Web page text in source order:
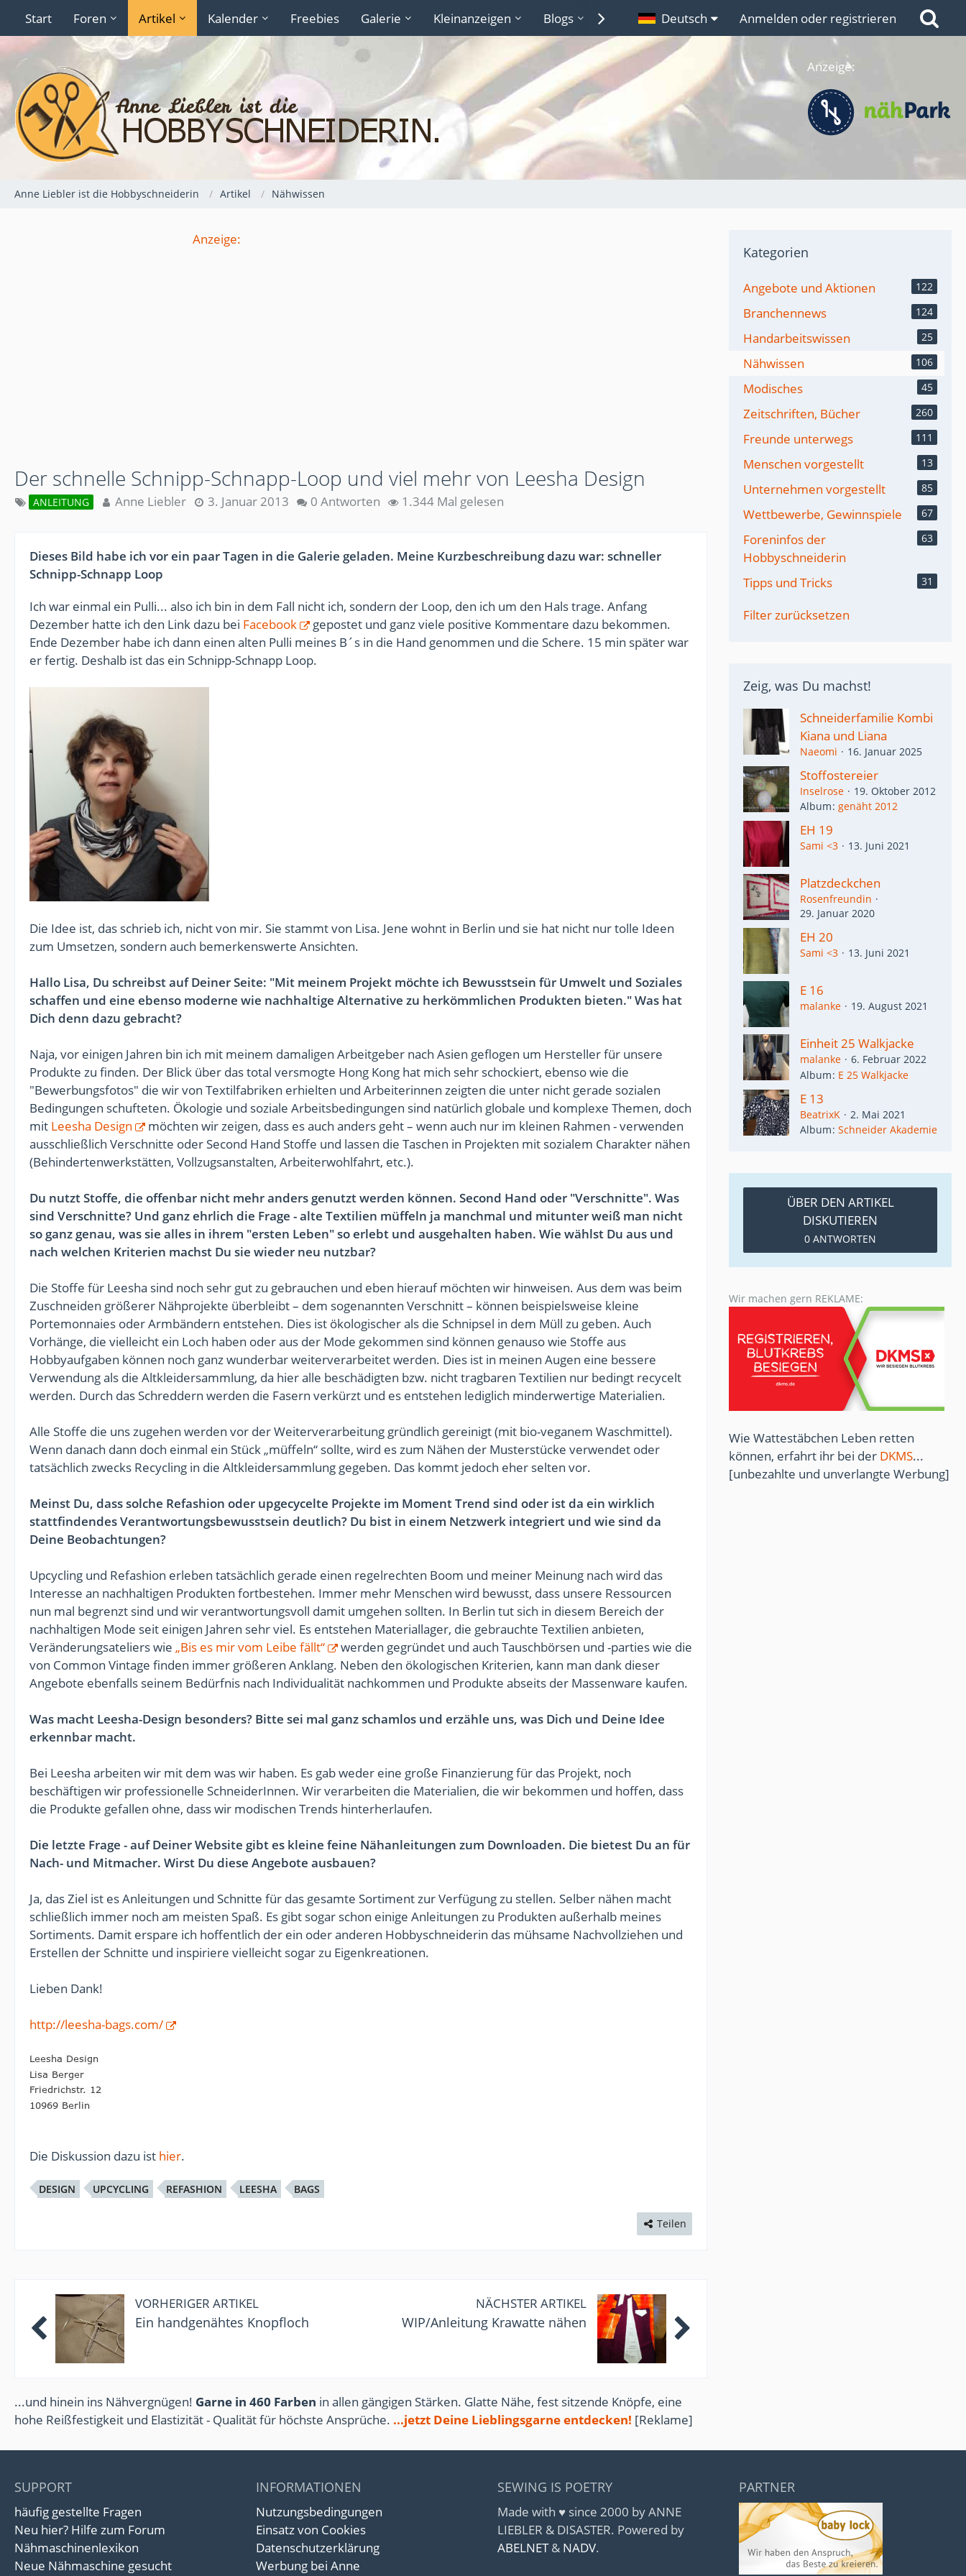
Start Foren Artikel Kalender Freebies Galerie Kleinanzeigen Blogs Lexikon Links
Deutsch Anmelden oder registrieren
Anzeige:
Anne Liebler ist die Hobbyschneiderin Artikel Nähwissen
Anzeige:
Der schnelle Schnipp-Schnapp-Loop und viel mehr von Leesha Design
ANLEITUNG Anne Liebler 3. Januar 2013 0 Antworten 1.344 Mal gelesen
Dieses Bild habe ich vor ein paar Tagen in die Galerie geladen. Meine Kurzbeschreibung dazu war: schneller
Schnipp-Schnapp Loop
Ich war einmal ein Pulli... also ich bin in dem Fall nicht ich, sondern der Loop, den ich um den Hals trage. Anfang
Dezember hatte ich den Link dazu bei Facebook
gepostet und ganz viele positive Kommentare dazu bekommen.
Ende Dezember habe ich dann einen alten Pulli meines B´s in die Hand genommen und die Schere. 15 min später war
er fertig. Deshalb ist das ein Schnipp-Schnapp Loop.
Die Idee ist, das schrieb ich, nicht von mir. Sie stammt von Lisa. Jene wohnt in Berlin und sie hat nicht nur tolle Ideen
zum Umsetzen, sondern auch bemerkenswerte Ansichten.
Hallo Lisa, Du schreibst auf Deiner Seite: "Mit meinem Projekt möchte ich Bewusstsein für Umwelt und Soziales
schaffen und eine ebenso moderne wie nachhaltige Alternative zu herkömmlichen Produkten bieten." Was hat
Dich denn dazu gebracht?
Naja, vor einigen Jahren bin ich mit meinem damaligen Arbeitgeber nach Asien geflogen um Hersteller für unsere
Produkte zu finden. Der Blick über das total versmogte Hong Kong hat mich sehr schockiert, ebenso wie die
"Bewerbungsfotos" die wir von Textilfabriken erhielten und Arbeiterinnen zeigten die unter nicht gerade sozialen
Bedingungen schufteten. Ökologie und soziale Arbeitsbedingungen sind natürlich globale und komplexe Themen, doch
mit Leesha Design
möchten wir zeigen, dass es auch anders geht – wenn auch nur im kleinen Rahmen - verwenden
ausschließlich Verschnitte oder Second Hand Stoffe und lassen die Taschen in Projekten mit sozialem Charakter nähen
(Behindertenwerkstätten, Vollzugsanstalten, Arbeiterwohlfahrt, etc.).
Du nutzt Stoffe, die offenbar nicht mehr anders genutzt werden können. Second Hand oder "Verschnitte". Was
sind Verschnitte? Und ganz ehrlich die Frage - alte Textilien müffeln ja manchmal und mitunter weiß man nicht
so ganz genau, was sie alles in ihrem "ersten Leben" so erlebt und ausgehalten haben. Wie wählst Du aus und
nach welchen Kriterien machst Du sie wieder neu nutzbar?
Die Stoffe für Leesha sind noch sehr gut zu gebrauchen und eben hierauf möchten wir hinweisen. Aus dem was beim
Zuschneiden größerer Nähprojekte überbleibt – dem sogenannten Verschnitt – können beispielsweise kleine
Portemonnaies oder Armbändern entstehen. Dies ist ökologischer als die Schnipsel in dem Müll zu geben. Auch
Vorhänge, die vielleicht ein Loch haben oder aus der Mode gekommen sind können genauso wie Stoffe aus
Hobbyaufgaben können noch ganz wunderbar weiterverarbeitet werden. Dies ist in meinen Augen eine bessere
Verwendung als die Altkleidersammlung, da hier alle beschädigten bzw. nicht tragbaren Textilien nur bedingt recycelt
werden. Durch das Schreddern werden die Fasern verkürzt und es entstehen lediglich minderwertige Materialien.
Alle Stoffe die uns zugehen werden vor der Weiterverarbeitung gründlich gereinigt (mit bio-veganem Waschmittel).
Wenn danach dann doch einmal ein Stück „müffeln“ sollte, wird es zum Nähen der Musterstücke verwendet oder
tatsächlich zwecks Recycling in die Altkleidersammlung gegeben. Das kommt jedoch eher selten vor.
Meinst Du, dass solche Refashion oder upgecycelte Projekte im Moment Trend sind oder ist da ein wirklich
stattfindendes Verantwortungsbewusstsein deutlich? Du bist in einem Netzwerk integriert und wie sind da
Deine Beobachtungen?
Upcycling und Refashion erleben tatsächlich gerade einen regelrechten Boom und meiner Meinung nach wird das
Interesse an nachhaltigen Produkten fortbestehen. Immer mehr Menschen wird bewusst, dass unsere Ressourcen
nun mal begrenzt sind und wir verantwortungsvoll damit umgehen sollten. In Berlin tut sich in diesem Bereich der
nachhaltigen Mode seit einigen Jahren sehr viel. Es entstehen Materiallager, die gebrauchte Textilien anbieten,
Veränderungsateliers wie „Bis es mir vom Leibe fällt“
werden gegründet und auch Tauschbörsen und -parties wie die
von Common Vintage finden immer größeren Anklang. Neben den ökologischen Kriterien, kann man dank dieser
Angebote ebenfalls seinem Bedürfnis nach Individualität nachkommen und Produkte abseits der Massenware kaufen.
Was macht Leesha-Design besonders? Bitte sei mal ganz schamlos und erzähle uns, was Dich und Deine Idee
erkennbar macht.
Bei Leesha arbeiten wir mit dem was wir haben. Es gab weder eine große Finanzierung für das Projekt, noch
beschäftigen wir professionelle SchneiderInnen. Wir verarbeiten die Materialien, die wir bekommen und hoffen, dass
die Produkte gefallen ohne, dass wir modischen Trends hinterherlaufen.
Die letzte Frage - auf Deiner Website gibt es kleine feine Nähanleitungen zum Downloaden. Die bietest Du an für
Nach- und Mitmacher. Wirst Du diese Angebote ausbauen?
Ja, das Ziel ist es Anleitungen und Schnitte für das gesamte Sortiment zur Verfügung zu stellen. Selber nähen macht
schließlich immer noch am meisten Spaß. Es gibt sogar schon einige Anleitungen zu Produkten außerhalb meines
Sortiments. Damit erspare ich hoffentlich der ein oder anderen Hobbyschneiderin das mühsame Nachvollziehen und
Erstellen der Schnitte und inspiriere vielleicht sogar zu Eigenkreationen.
Lieben Dank!
http://leesha-bags.com/
Die Diskussion dazu ist hier.
DESIGN UPCYCLING REFASHION LEESHA BAGS
Teilen
VORHERIGER ARTIKEL
Ein handgenähtes Knopfloch
NÄCHSTER ARTIKEL
WIP/Anleitung Krawatte nähen
...und hinein ins Nähvergnügen! Garne in 460 Farben in allen gängigen Stärken. Glatte Nähe, fest sitzende Knöpfe, eine
hohe Reißfestigkeit und Elastizität - Qualität für höchste Ansprüche. ...jetzt Deine Lieblingsgarne entdecken! [Reklame]
Kategorien
Angebote und Aktionen 122
Branchennews 124
Handarbeitswissen 25
Nähwissen 106
Modisches 45
Zeitschriften, Bücher 260
Freunde unterwegs 111
Menschen vorgestellt 13
Unternehmen vorgestellt 85
Wettbewerbe, Gewinnspiele 67
Foreninfos der
Hobbyschneiderin
63
Tipps und Tricks 31
Filter zurücksetzen
Zeig, was Du machst!
Schneiderfamilie Kombi
Kiana und Liana
Naeomi 16. Januar 2025
Stoffostereier
Inselrose
19. Oktober 2012
Album genäht 2012
EH 19
Sami <3 13. Juni 2021
Platzdeckchen
Rosenfreundin
29. Januar 2020
EH 20
Sami <3 13. Juni 2021
E 16
malanke 19. August 2021
Einheit 25 Walkjacke
malanke
6. Februar 2022
Album E 25 Walkjacke
E 13
BeatrixK
2. Mai 2021
Album Schneider Akademie
ÜBER DEN ARTIKEL
DISKUTIEREN
0 ANTWORTEN
Wir machen gern REKLAME:
Wie Wattestäbchen Leben retten
können, erfahrt ihr bei der DKMS...
[unbezahlte und unverlangte Werbung]
SUPPORT
häufig gestellte Fragen
Neu hier? Hilfe zum Forum
Nähmaschinenlexikon
Neue Nähmaschine gesucht
INFORMATIONEN
Nutzungsbedingungen
Einsatz von Cookies
Datenschutzerklärung
Werbung bei Anne
SEWING IS POETRY
Made with ♥ since 2000 by ANNE
LIEBLER & DISASTER. Powered by
ABELNET& NADV.
PARTNER